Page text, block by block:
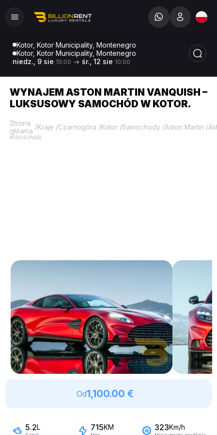
Kotor, Kotor Municipality, Montenegro
Kotor, Kotor Municipality, Montenegro
niedz., 9 sie 10:00 śr., 12 sie 10:00
WYNAJEM ASTON MARTIN VANQUISH –
LUKSUSOWY SAMOCHÓD W KOTOR.
Strona
główna /Kraje /Czarnogóra /Kotor /Samochody /Aston Martin /
#RN99VNMB
Od1,100.00 €
5.2L 715KM 323Km/h